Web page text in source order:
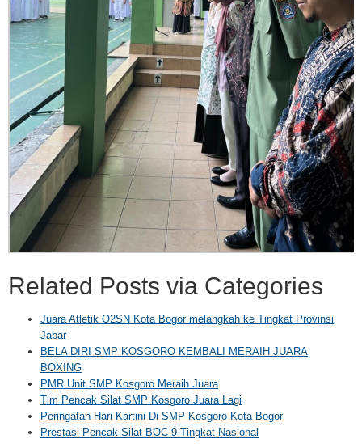
Related Posts via Categories
Juara Atletik O2SN Kota Bogor melangkah ke Tingkat Provinsi
Jabar
BELA DIRI SMP KOSGORO KEMBALI MERAIH JUARA
BOXING
PMR Unit SMP Kosgoro Meraih Juara
Tim Pencak Silat SMP Kosgoro Juara Lagi
Peringatan Hari Kartini Di SMP Kosgoro Kota Bogor
Prestasi Pencak Silat BOC 9 Tingkat Nasional